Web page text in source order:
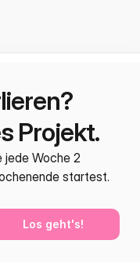
Projekt.
jede Woche 2
startest.
Los geht's!